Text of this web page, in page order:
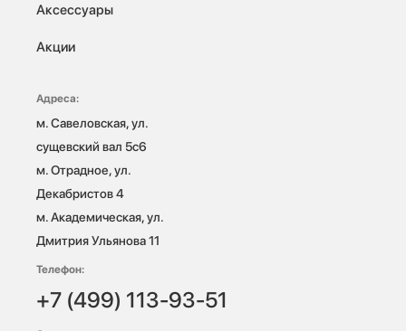
Аксессуары
Акции
Адреса:
м. Савеловская, ул.
сущевский вал 5с6
м. Отрадное, ул.
Декабристов 4
м. Академическая, ул.
Дмитрия Ульянова 11
Телефон:
+7 (499) 113-93-51